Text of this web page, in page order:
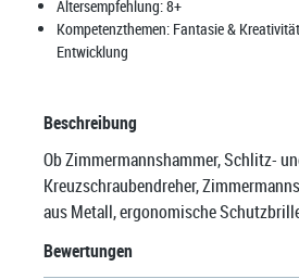
Altersempfehlung:8+
Kompetenzthemen: Fantasie & Kreativität
Entwicklung
Beschreibung
Ob Zimmermannshammer, Schlitz-
Kreuzschraubendreher,
aus Metall, ergonomische
Bewertungen